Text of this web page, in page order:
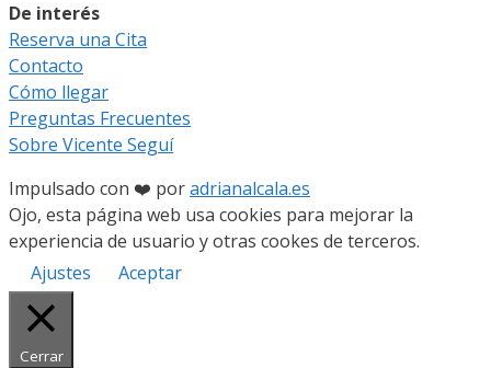
De interés
Reserva una Cita
Contacto
Cómo llegar
Preguntas Frecuentes
Sobre Vicente Seguí
Impulsado con ❤️ poradrianalcala.es
Ojo, esta página web usa cookies para mejorar la
experiencia de usuario y otras cookes de terceros.
Ajustes
Aceptar
Cerrar